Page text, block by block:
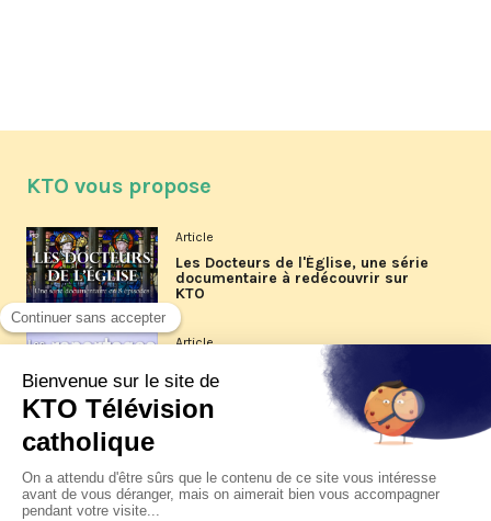
KTO vous propose
Article
Les Docteurs de l'Église, une série
documentaire à redécouvrir sur
KTO
Article
Les reportages d'été 2026 de KTO
La visite pastorale du pape Léon
XIV à Assise à suivre sur KTO le
jeudi 6 août